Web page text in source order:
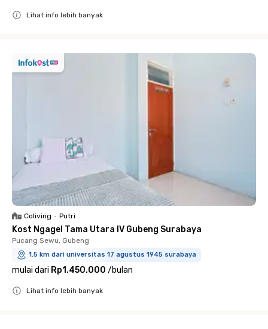
Lihat info lebih banyak
Coliving • Putri
Kost Ngagel Tama Utara IV Gubeng Surabaya
Pucang Sewu, Gubeng
1.5 km dari universitas 17 agustus 1945 surabaya
mulai dari Rp1.450.000 /bulan
Lihat info lebih banyak